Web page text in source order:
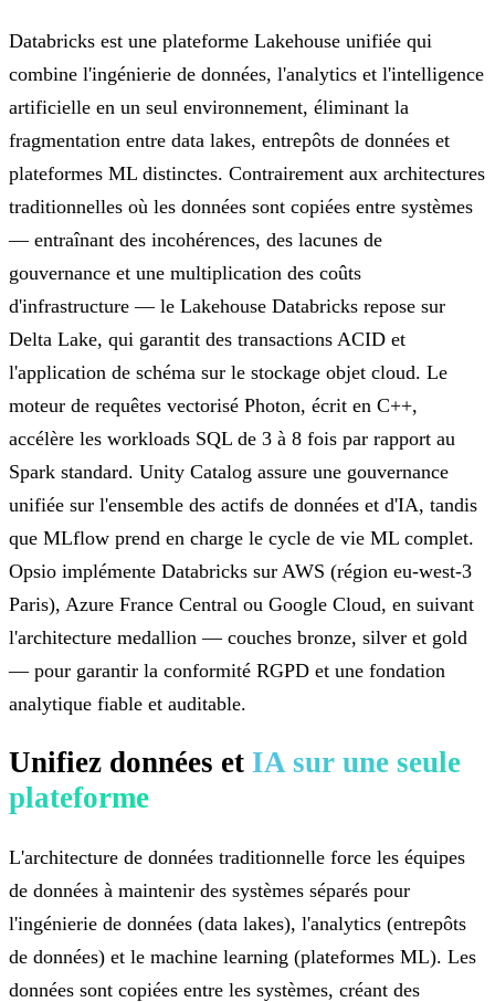
Databricks est une plateforme Lakehouse unifiée qui
combine l'ingénierie de données, l'analytics et l'intelligence
artificielle en un seul environnement, éliminant la
fragmentation entre data lakes, entrepôts de données et
plateformes ML distinctes. Contrairement aux architectures
traditionnelles où les données sont copiées entre systèmes
— entraînant des incohérences, des lacunes de
gouvernance et une multiplication des coûts
d'infrastructure — le Lakehouse Databricks repose sur
Delta Lake, qui garantit des transactions ACID et
l'application de schéma sur le stockage objet cloud. Le
moteur de requêtes vectorisé Photon, écrit en C++,
accélère les workloads SQL de 3 à 8 fois par rapport au
Spark standard. Unity Catalog assure une gouvernance
unifiée sur l'ensemble des actifs de données et d'IA, tandis
que MLflow prend en charge le cycle de vie ML complet.
Opsio implémente Databricks sur AWS (région eu-west-3
Paris), Azure France Central ou Google Cloud, en suivant
l'architecture medallion — couches bronze, silver et gold
— pour garantir la conformité RGPD et une fondation
analytique fiable et auditable.
Unifiez données et IA sur une seule
plateforme
L'architecture de données traditionnelle force les équipes
de données à maintenir des systèmes séparés pour
l'ingénierie de données (data lakes), l'analytics (entrepôts
de données) et le machine learning (plateformes ML). Les
données sont copiées entre les systèmes, créant des